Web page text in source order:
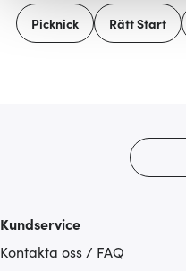
ska anpassas efter det
gör också att vi kan
Picknick Rätt Start
Kundservice
Kontakta oss / FAQ